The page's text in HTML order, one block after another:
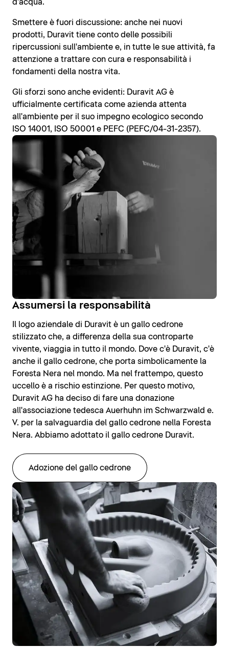
d'acqua.
Smettere è fuori discussione: anche nei nuovi
prodotti, Duravit tiene conto delle possibili
ripercussioni sull'ambiente e, in tutte le sue attività, fa
attenzione a trattare con cura e responsabilità i
fondamenti della nostra vita.
Gli sforzi sono anche evidenti: Duravit AG è
ufficialmente certificata come azienda attenta
all'ambiente per il suo impegno ecologico secondo
ISO 14001, ISO 50001 e PEFC (PEFC/04-31-2357).
Assumersi la responsabilità
Il logo aziendale di Duravit è un gallo cedrone
stilizzato che, a differenza della sua controparte
vivente, viaggia in tutto il mondo. Dove c'è Duravit, c'è
anche il gallo cedrone, che porta simbolicamente la
Foresta Nera nel mondo. Ma nel frattempo, questo
uccello è a rischio estinzione. Per questo motivo,
Duravit AG ha deciso di fare una donazione
all'associazione tedesca Auerhuhn im Schwarzwald e.
V. per la salvaguardia del gallo cedrone nella Foresta
Nera. Abbiamo adottato il gallo cedrone Duravit.
Adozione del gallo cedrone